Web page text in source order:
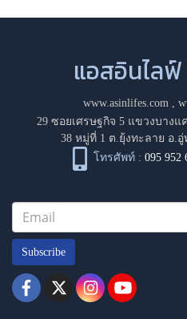
แอสอินไลฟ์
www.asinlifes.com,
29 ซอยเศรษฐกิจ 5 แขวงบางแ
38 หมู่ที่ 1 ต.ยุ้งทะลาย อ.
โทรศัพท์ : 095 952
Subscribe